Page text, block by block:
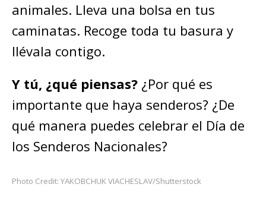
animales. Lleva una bolsa en tus
caminatas. Recoge toda tu basura y
llévala contigo.
Y tú, ¿qué piensas? ¿Por qué es
importante que haya senderos? ¿De
qué manera puedes celebrar el Día de
los Senderos Nacionales?
Photo Credit: YAKOBCHUK VIACHESLAV/Shutterstock